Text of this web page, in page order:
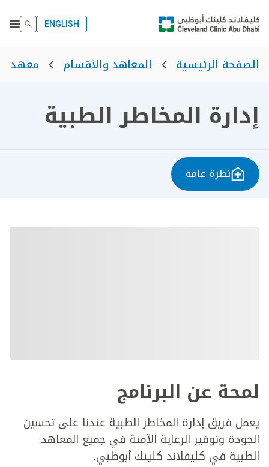
ENGLISH
الصفحة الرئيسية المعاهد والأقسام معهد
إدارة المخاطر الطبية
نظرة عامة
لمحة عن البرنامج
يعمل فريق إدارة المخاطر الطبية عندنا على تحسين
الجودة وتوفير الرعاية الآمنة في جميع المعاهد
الطبية في كليفلاند كلينك أبوظبي.